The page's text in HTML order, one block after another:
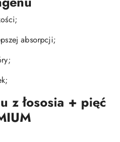
absorpcji;
z łososia + pięć